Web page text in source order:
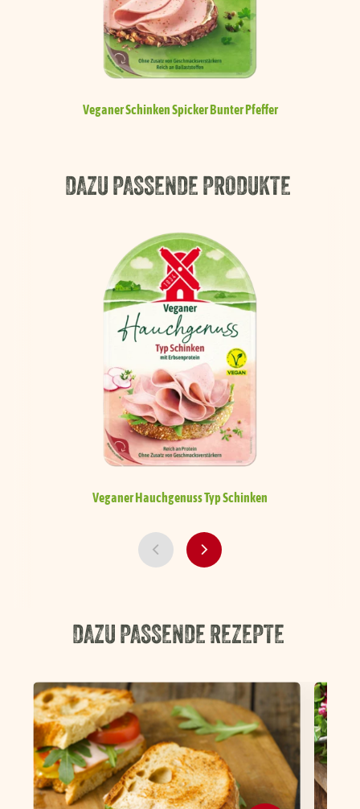
Veganer Schinken SpickerBunter Pfeffer
DAZU PASSENDE PRODUKTE
Veganer HauchgenussTyp Schinken
DAZU PASSENDE REZEPTE